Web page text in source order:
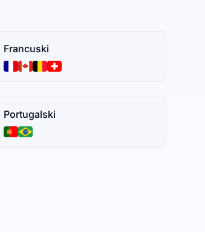
Francuski
Portugalski